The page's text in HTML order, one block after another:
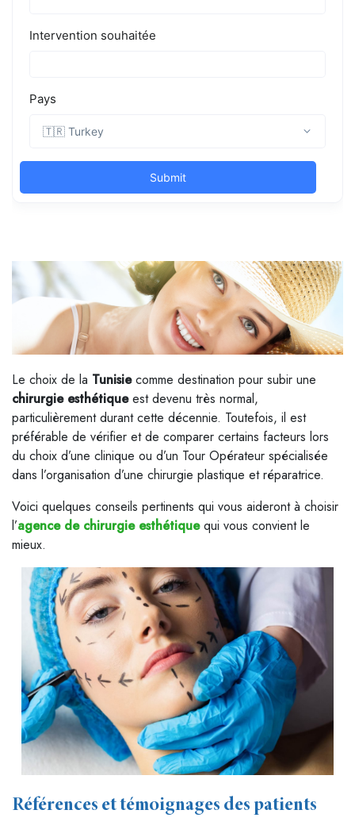
Le choix de la Tunisiecomme destination pour subir une
chirurgie esthétiqueest devenu très normal,
particulièrement durant cette décennie. Toutefois, il est
préférable de vérifier et de comparer certains facteurs lors
du choix d’une clinique ou d’un Tour Opérateur spécialisée
dans l’organisation d’une chirurgie plastique et réparatrice.
Voici quelques conseils pertinents qui vous aideront à choisir
l’agence de chirurgie esthétiquequi vous convient le
mieux.
Références et témoignages des patients